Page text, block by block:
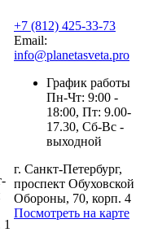
+7 (812) 425-33-73
Email:
info@planetasveta.pro
График работы
Пн-Чт: 9:00 -
18:00, Пт: 9.00-
17.30, Сб-Вс -
выходной
г. Санкт-Петербург,
проспект Обуховской
Обороны, 70, корп. 4
Посмотреть на карте